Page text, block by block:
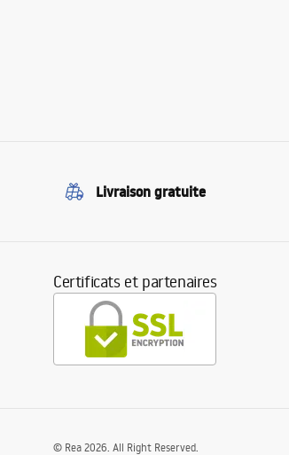
Livraison gratuite
Certificats et partenaires
© Rea 2026. All Right Reserved.